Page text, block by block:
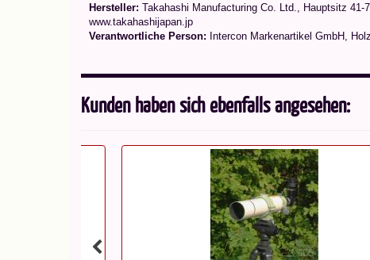
Hersteller: Takahashi Manufacturing Co. Ltd., Hauptsitz 41-
www.takahashijapan.jp
Verantwortliche Person: Intercon Markenartikel GmbH,
Kunden haben sich ebenfalls angesehen: